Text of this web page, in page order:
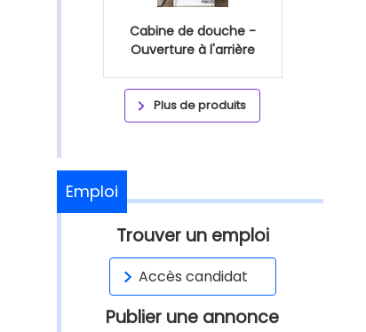
Cabine de douche -
Ouverture à l'arrière
Plus de produits
Emploi
Trouver un emploi
Accès candidat
Publier une annonce